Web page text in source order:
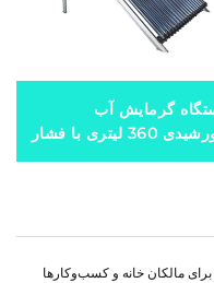
گرمایش آب
خورشیدی 360 لیتری با فشار
برای صادرات به مکزیک،
مالکان خانه و کسب‌وکارها